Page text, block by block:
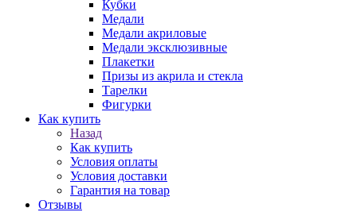
Кубки
Медали
Медали акриловые
Медали эксклюзивные
Плакетки
Призы из акрила и стекла
Тарелки
Фигурки
Как купить
Назад
Как купить
Условия оплаты
Условия доставки
Гарантия на товар
Отзывы